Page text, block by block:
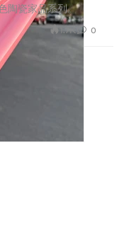
陶瓷家品系列。
1.7K 0